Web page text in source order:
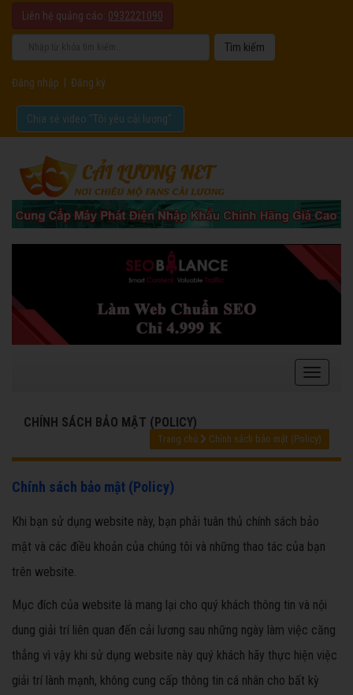
Liên hệ quảng cáo: 0932221090
Đăng nhập Đăng ký
Chia sẻ video "Tôi yêu cải lương".
CHÍNH SÁCH BẢO MẬT (POLICY)
Trang chủ Chính sách bảo mật (Policy)
Chính sách bảo mật (Policy)
Khi bạn sử dụng website này, bạn phải tuân thủ chính sách bảo
mật và các điều khoản của chúng tôi và những thao tác của bạn
trên website.
Mục đích của website là mang lại cho quý khách thông tin và nội
dung giải trí liên quan đến cải lương sau những ngày làm việc căng
thẳng vì vậy khi sử dụng website này quý khách hãy thực hiện việc
giải trí lành mạnh, không cung cấp thông tin cá nhân cho bất kỳ